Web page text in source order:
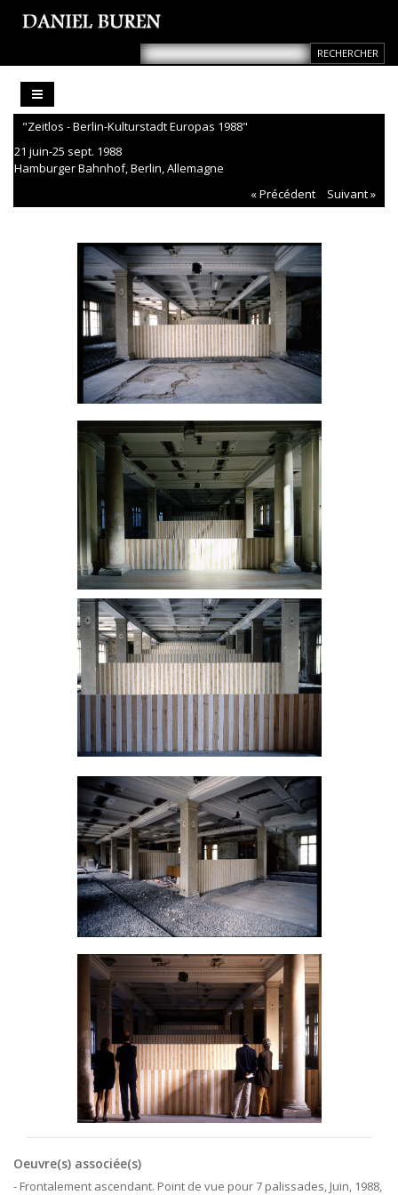
"Zeitlos - Berlin-Kulturstadt Europas 1988"
21 juin-25 sept. 1988
Hamburger Bahnhof, Berlin, Allemagne
« Précédent
Suivant »
Oeuvre(s) associée(s)
- Frontalement ascendant. Point de vue pour 7 palissades, Juin, 1988,